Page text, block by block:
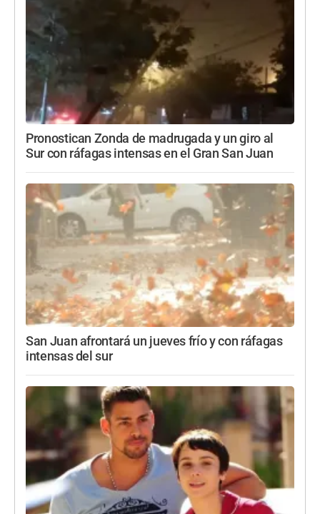
Pronostican Zonda de madrugada y un giro al
Sur con ráfagas intensas en el Gran San Juan
San Juan afrontará un jueves frío y con ráfagas
intensas del sur